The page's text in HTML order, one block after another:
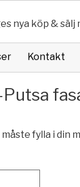
nya köp & sälj
Kontakt
Putsa
fylla i din